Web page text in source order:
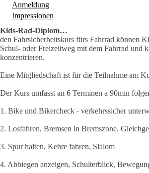
Anmeldung
Impressionen
Kids-Rad-Diplom…
den Fahrsicherheitskurs fürs Fahrrad können
Schul- oder Freizeitweg mit dem Fahrrad und
konzentrieren.
Eine Mitgliedschaft ist für die Teilnahme am
Der Kurs umfasst an 6 Terminen a 90min
1. Bike und Bikercheck - verkehrssicher
2. Losfahren, Bremsen in Bremszone,
3. Spur halten, Kehre fahren, Slalom
4. Abbiegen anzeigen, Schulterblick,